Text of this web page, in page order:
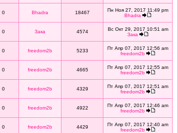
0 Bhadra 18467
Пн Ноя 27, 2017 11:49 pm
Bhadra
0 Зака 4574
Вс Окт 29, 2017 10:51 am
Зака
0 freedom2b 5233
Пт Апр 07, 2017 12:56 am
freedom2b
0 freedom2b 4665
Пт Апр 07, 2017 12:55 am
freedom2b
0 freedom2b 4329
Пт Апр 07, 2017 12:51 am
freedom2b
0 freedom2b 4922
Пт Апр 07, 2017 12:46 am
freedom2b
0 freedom2b 4429
Пт Апр 07, 2017 12:40 am
freedom2b